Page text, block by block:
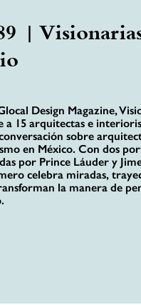
|
Design Magazine,
a 15 arquitectas e
sobre
en México. Con dos
por Prince Láuder y
celebra miradas,
la manera de